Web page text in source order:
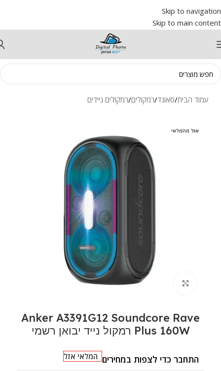
Skip to navigation
Skip to main content
עמוד הבית/סאונד/רמקולים/רמקולים ניידים
אזל מהמלאי
לחצו להגדלה
Anker A3391G12 Soundcore Rave
Plus 160W רמקול נייד יבואן רשמי
התחבר כדי לצפות במחירים המלאי אזל